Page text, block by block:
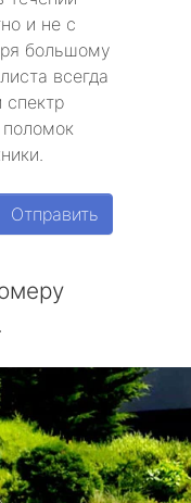
и не с
большому
всегда
спектр
Отправить
.